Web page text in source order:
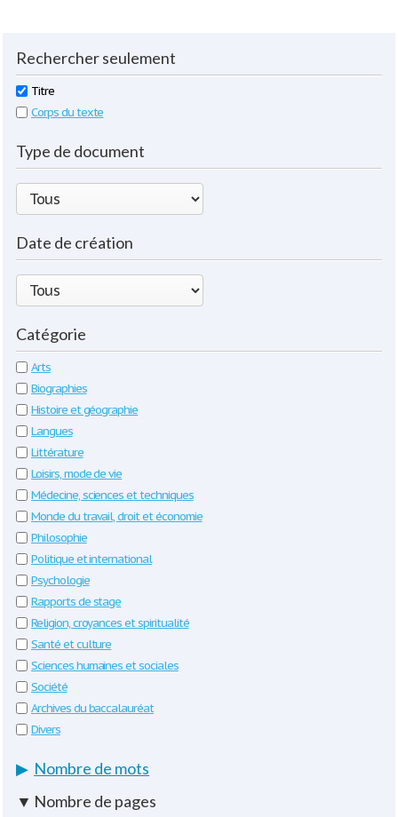
Rechercher seulement
Titre
Corps du texte
Type de document
Date de création
Catégorie
Arts
Biographies
Histoire et géographie
Langues
Littérature
Loisirs, mode de vie
Médecine, sciences et techniques
Monde du travail, droit et économie
Philosophie
Politique et international
Psychologie
Rapports de stage
Religion, croyances et spiritualité
Santé et culture
Sciences humaines et sociales
Société
Archives du baccalauréat
Divers
▶ Nombre de mots
▼ Nombre de pages